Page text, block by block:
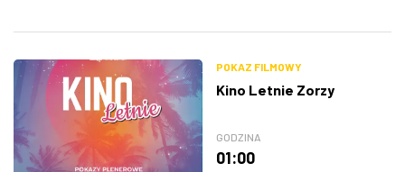
POKAZ FILMOWY
Kino Letnie Zorzy
GODZINA
01:00